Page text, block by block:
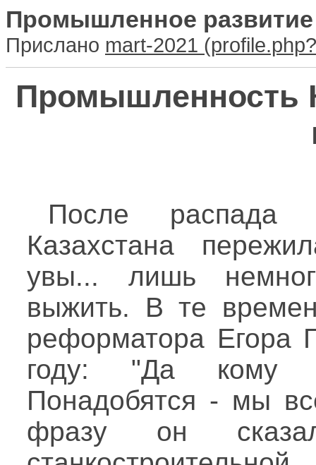
Промышленное развитие
Прислано mart-2021
Промышленность
После распада
Казахстана
увы... лишь
выжить. В те
реформатора Егора
году: "Да кому
Понадобятся - мы
фразу он